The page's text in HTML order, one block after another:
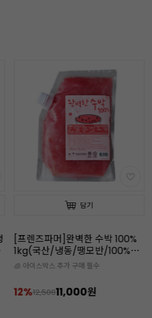
담기
[프렌즈파머]완벽한 수박 100%
1kg(국산/냉동/땡모반/100%착
즙)
🧊 아이스박스 추가 구매 필수
12%12,50011,000원